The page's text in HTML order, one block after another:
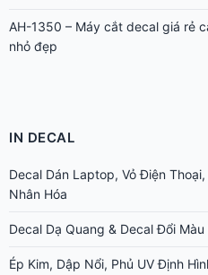
AH-1350 – Máy cắt decal giá rẻ
nhỏ đẹp
IN DECAL
Decal Dán Laptop, Vỏ Điện
Nhân Hóa
Decal Dạ Quang & Decal Đổi
Ép Kim, Dập Nổi, Phủ UV Định